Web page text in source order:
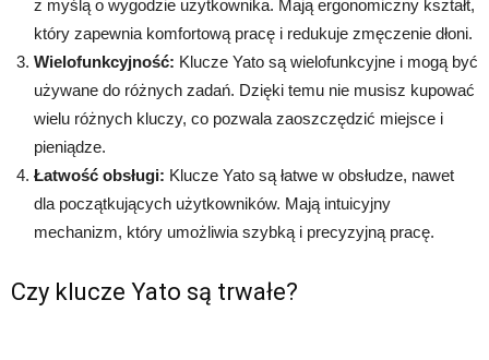
z myślą o wygodzie użytkownika. Mają ergonomiczny kształt,
który zapewnia komfortową pracę i redukuje zmęczenie dłoni.
Wielofunkcyjność: Klucze Yato są wielofunkcyjne i mogą być
używane do różnych zadań. Dzięki temu nie musisz kupować
wielu różnych kluczy, co pozwala zaoszczędzić miejsce i
pieniądze.
Łatwość obsługi: Klucze Yato są łatwe w obsłudze, nawet
dla początkujących użytkowników. Mają intuicyjny
mechanizm, który umożliwia szybką i precyzyjną pracę.
Czy klucze Yato są trwałe?